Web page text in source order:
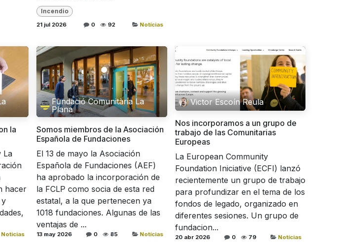
Incendio
21 jul 2026 0 92 Notícias
la
La
hacer
Notícias
Fundació Comunitària La
Plana
Somos miembros de la Asociación
Española de Fundaciones
El 13 de mayo la Asociación
Española de Fundaciones (AEF)
ha aprobado la incorporación de
la FCLP como socia de esta red
estatal, a la que pertenecen ya
1018 fundaciones. Algunas de las
ventajas de ...
13 may 2026 0 85 Notícias
Victor Escoín Reula
Nos incorporamos a un grupo de
trabajo de las Comunitarias
Europeas
La European Community
Foundation Iniciative (ECFI) lanzó
recientemente un grupo de trabajo
para profundizar en el tema de los
fondos de legado, organizado en
diferentes sesiones. Un grupo de
fundacion...
20 abr 2026 0 79 Notícias